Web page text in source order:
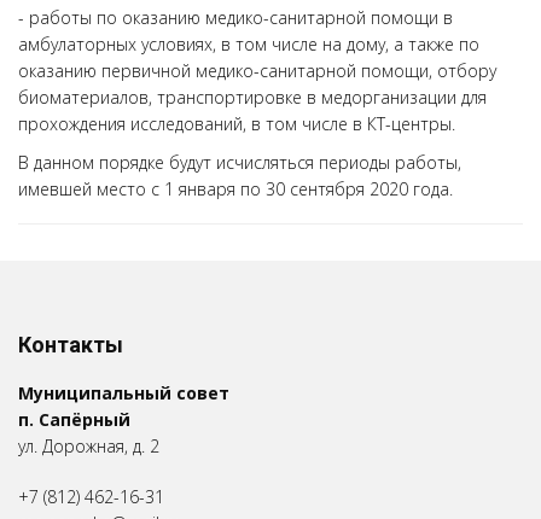
- работы по оказанию медико-санитарной помощи в
амбулаторных условиях, в том числе на дому, а также по
оказанию первичной медико-санитарной помощи, отбору
биоматериалов, транспортировке в медорганизации для
прохождения исследований, в том числе в КТ-центры.
В данном порядке будут исчисляться периоды работы,
имевшей место с 1 января по 30 сентября 2020 года.
Контакты
Муниципальный совет
п. Сапёрный
ул. Дорожная, д. 2
+7 (812) 462-16-31